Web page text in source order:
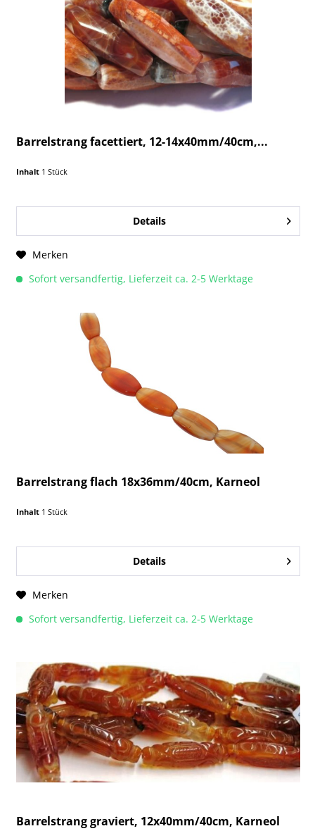
Barrelstrang facettiert, 12-14x40mm/40cm,...
Inhalt 1 Stück
Details
Merken
Sofort versandfertig, Lieferzeit ca. 2-5 Werktage
Barrelstrang flach 18x36mm/40cm, Karneol
Inhalt 1 Stück
Details
Merken
Sofort versandfertig, Lieferzeit ca. 2-5 Werktage
Barrelstrang graviert, 12x40mm/40cm, Karneol